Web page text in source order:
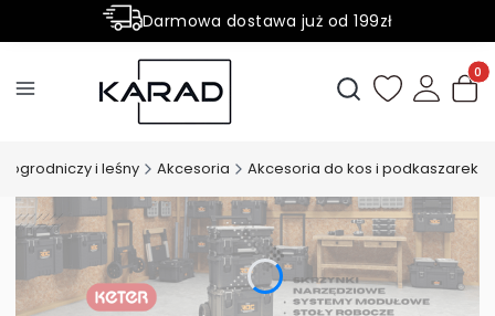
Darmowa dostawa już od 199zł
Rabaty -50% na wybrane produkty
Otwórz
ogrodniczy i leśny Akcesoria Akcesoria do kos i podkaszarek